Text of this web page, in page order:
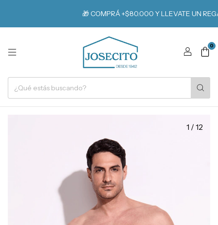
🎁 COMPRÁ +$80.000 Y LLEVATE UN REGALO
0
1 / 12